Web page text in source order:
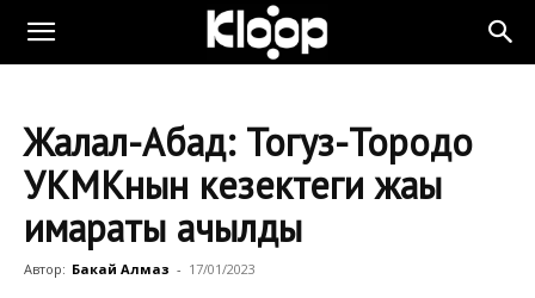
Жалал-Абад: Тогуз-Тородо
УКМКнын кезектеги жаңы
имараты ачылды
Автор: Бакай Алмаз - 17/01/2023